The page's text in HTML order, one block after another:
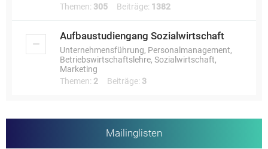
Themen: 305 Beiträge: 1382
Aufbaustudiengang Sozialwirtschaft
Unternehmensführung, Personalmanagement,
Betriebswirtschaftslehre, Sozialwirtschaft,
Marketing
Themen: 2 Beiträge: 3
Mailinglisten